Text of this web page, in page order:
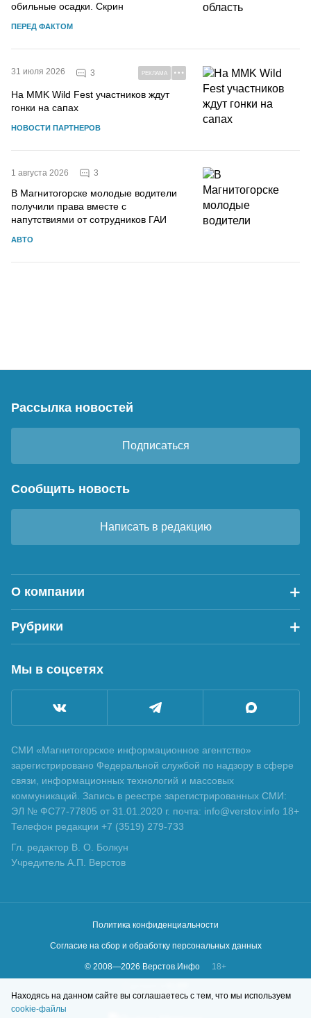
обильные осадки. Скрин
ПЕРЕД ФАКТОМ
31 июля 2026 3 РЕКЛАМА
На MMK Wild Fest участников ждут
гонки на сапах
НОВОСТИ ПАРТНЕРОВ
1 августа 2026 3
В Магнитогорске молодые водители
получили права вместе с
напутствиями от сотрудников ГАИ
АВТО
Рассылка новостей
Подписаться
Сообщить новость
Написать в редакцию
О компании
Рубрики
Мы в соцсетях
СМИ «Магнитогорское информационное агентство»
зарегистрировано Федеральной службой по надзору в сфере
связи, информационных технологий и массовых
коммуникаций. Запись в реестре зарегистрированных СМИ:
ЭЛ № ФС77-77805 от 31.01.2020 г. почта: info@verstov.info 18+
Телефон редакции +7 (3519) 279-733
Гл. редактор В. О. Болкун
Учредитель А.П. Верстов
Политика конфиденциальности
Согласие на сбор и обработку персональных данных
© 2008—2026 Верстов.Инфо
18+
Находясь на данном сайте вы соглашаетесь с тем, что мы используем
cookie-файлы